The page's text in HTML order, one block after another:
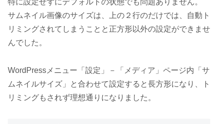
特に設定せずにデフォルトの状態でも問題ありません。
サムネイル画像のサイズは、上の２行のだけでは、自動ト
リミングされてしまうことと正方形以外の設定ができませ
んでした。
WordPressメニュー「設定」－「メディア」ページ内「サ
ムネイルサイズ」と合わせて設定すると長方形になり、ト
リミングもされず理想通りになりました。